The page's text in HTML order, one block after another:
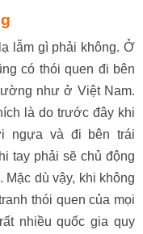
lẫm gì phải không. Ở
có thói quen đi bên
như ở Việt Nam.
là do trước đây khi
ngựa và đi bên trái
tay phải sẽ chủ động
dù vậy, khi không
thói quen của mọi
nhiều quốc gia quy